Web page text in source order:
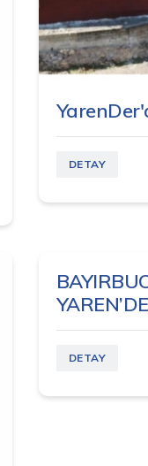
DETAY
DETAY